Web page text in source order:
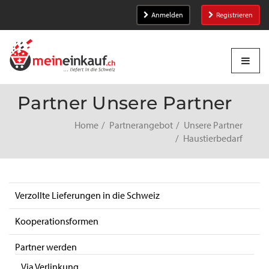
Anmelden Registrieren
Partner Unsere Partner
Home Partnerangebot
Unsere Partner
Haustierbedarf
Verzollte Lieferungen in die Schweiz
Kooperationsformen
Partner werden